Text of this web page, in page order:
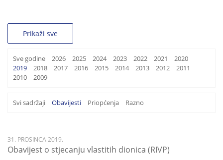
Prikaži sve
Sve godine 2026 2025 2024 2023 2022 2021
2020
2019
2018 2017 2016 2015 2014 2013 2012
2011
2010
2009
Svi sadržaji Obavijesti Priopćenja Razno
31. PROSINCA 2019.
Obavijest o stjecanju vlastitih dionica (RIVP)